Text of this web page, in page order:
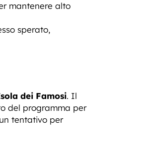
mantenere alto
sperato,
dei Famosi. Il
del programma per
tentativo per